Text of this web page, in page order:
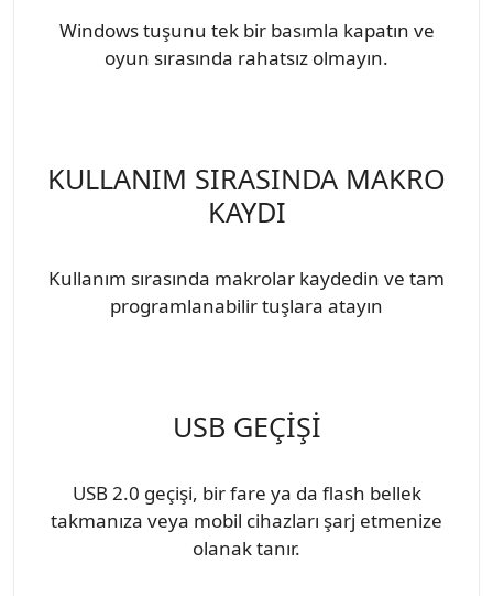
Windows tuşunu tek bir basımla kapatın ve
oyun sırasında rahatsız olmayın.
KULLANIM SIRASINDA MAKRO
KAYDI
Kullanım sırasında makrolar kaydedin ve tam
programlanabilir tuşlara atayın
USB GEÇİŞİ
USB 2.0 geçişi, bir fare ya da flash bellek
takmanıza veya mobil cihazları şarj etmenize
olanak tanır.